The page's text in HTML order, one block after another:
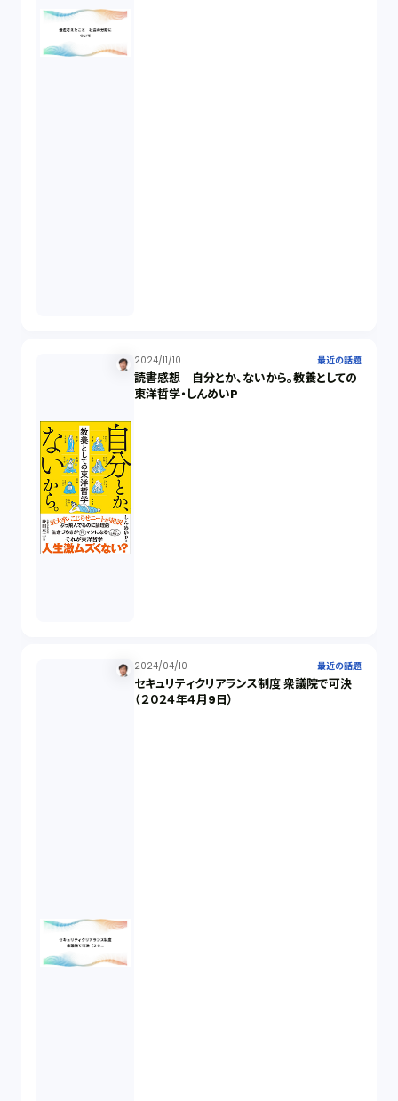
2024/11/10 最近の話題
読書感想 自分とか、ないから。教養としての
東洋哲学・しんめいP
2024/04/10 最近の話題
セキュリティクリアランス制度 衆議院で可決
（２０２４年４月9日）